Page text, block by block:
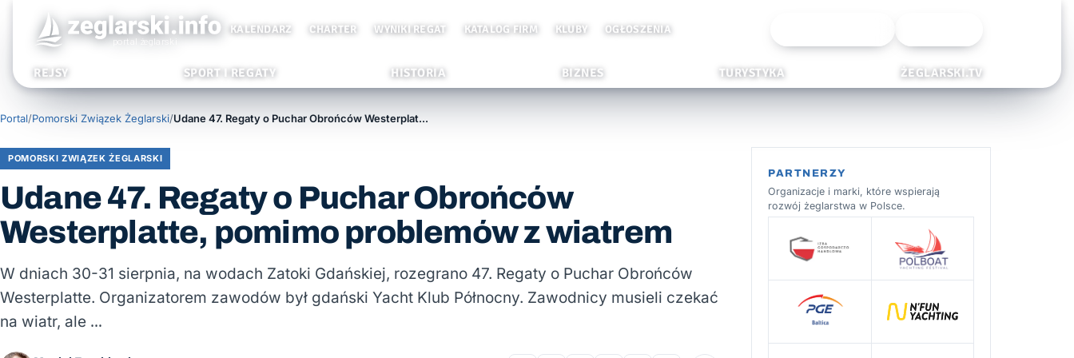
KALENDARZ CHARTER WYNIKI REGAT KATALOG FIRM KLUBY OGŁOSZENIA
REJSY SPORT I REGATY HISTORIA BIZNES TURYSTYKA ŻEGLARSKI.TV
Portal/Pomorski Związek Żeglarski/ Udane 47. Regaty o Puchar Obrońców Westerplatte, pomimo problemów z wiatrem
POMORSKI ZWIĄZEK ŻEGLARSKI
Udane 47. Regaty o Puchar Obrońców
Westerplatte, pomimo problemów z wiatrem
W dniach 30-31 sierpnia, na wodach Zatoki Gdańskiej, rozegrano 47. Regaty o Puchar Obrońców
Westerplatte. Organizatorem zawodów był gdański Yacht Klub Północny. Zawodnicy musieli czekać
na wiatr, ale …
PARTNERZY
Organizacje i marki, które wspierają
rozwój żeglarstwa w Polsce.